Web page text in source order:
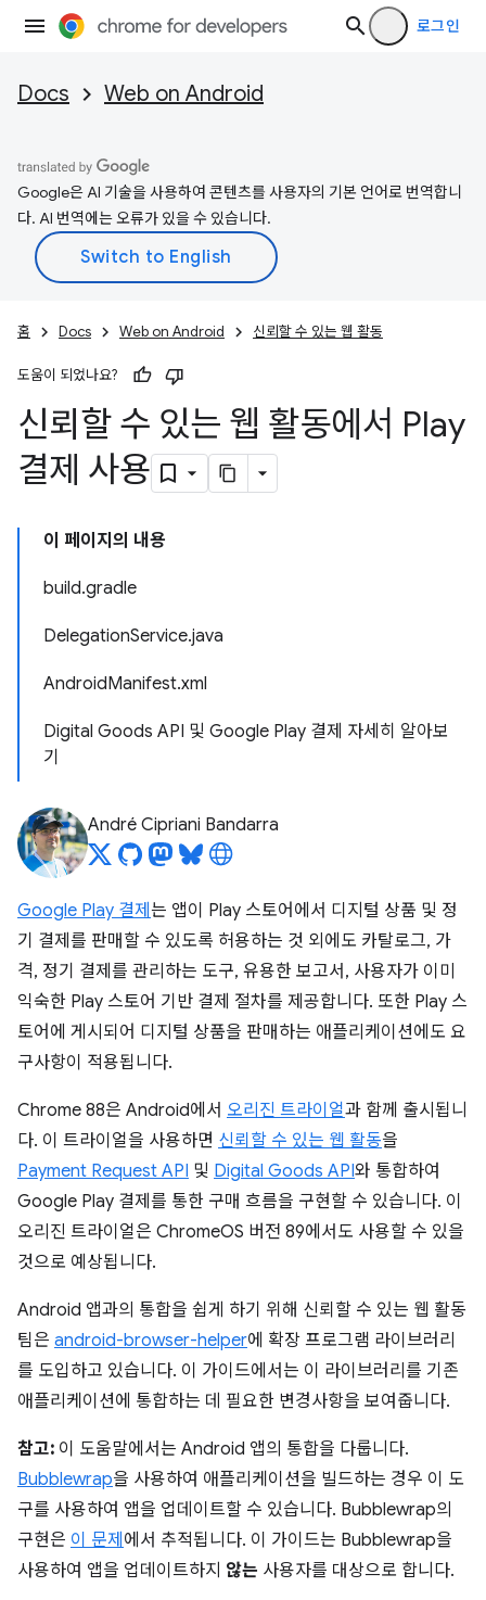
로그인
Docs Web on Android
Google은 AI 기술을 사용하여 콘텐츠를 사용자의 기본 언어로 번역합니
다. AI 번역에는 오류가 있을 수 있습니다.
홈 Docs Web on Android 신뢰할 수 있는 웹 활동
도움이 되었나요?
신뢰할 수 있는 웹 활동에서 Play
결제 사용
이 페이지의 내용
build.gradle
DelegationService.java
AndroidManifest.xml
Digital Goods API 및 Google Play 결제 자세히 알아보
기
André Cipriani Bandarra
Google Play 결제 는 앱이 Play 스토어에서 디지털 상품 및 정
기 결제를 판매할 수 있도록 허용하는 것 외에도 카탈로그, 가
격, 정기 결제를 관리하는 도구, 유용한 보고서, 사용자가 이미
익숙한 Play 스토어 기반 결제 절차를 제공합니다. 또한 Play 스
토어에 게시되어 디지털 상품을 판매하는 애플리케이션에도 요
구사항이 적용됩니다.
Chrome 88은 Android에서 오리진 트라이얼과 함께 출시됩니
다. 이 트라이얼을 사용하면 신뢰할 수 있는 웹 활동을
Payment Request API 및 Digital Goods API와 통합하여
Google Play 결제를 통한 구매 흐름을 구현할 수 있습니다. 이
오리진 트라이얼은 ChromeOS 버전 89에서도 사용할 수 있을
것으로 예상됩니다.
Android 앱과의 통합을 쉽게 하기 위해 신뢰할 수 있는 웹 활동
팀은 android-browser-helper에 확장 프로그램 라이브러리
를 도입하고 있습니다. 이 가이드에서는 이 라이브러리를 기존
애플리케이션에 통합하는 데 필요한 변경사항을 보여줍니다.
참고: 이 도움말에서는 Android 앱의 통합을 다룹니다.
Bubblewrap을 사용하여 애플리케이션을 빌드하는 경우 이 도
구를 사용하여 앱을 업데이트할 수 있습니다. Bubblewrap의
구현은 이 문제 에서 추적됩니다. 이 가이드는 Bubblewrap을
사용하여 앱을 업데이트하지 않는 사용자를 대상으로 합니다.